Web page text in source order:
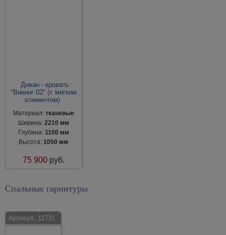
Диван - кровать
"Викинг 02" (с мягким
элементом)
Материал: тканевые
Ширина: 2210 мм
Глубина: 1100 мм
Высота:1050 мм
75 900 руб.
Спальные гарнитуры
Артикул: 11731